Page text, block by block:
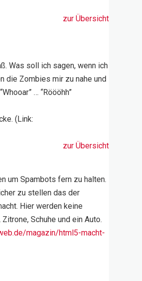
zur Übersicht
Was soll ich sagen, wenn ich
die Zombies mir zu nahe und
… “Röööhh”
(Link:
zur Übersicht
um Spambots fern zu halten.
zu stellen das der
Hier werden keine
Schuhe und ein Auto.
magazin/html5-macht-